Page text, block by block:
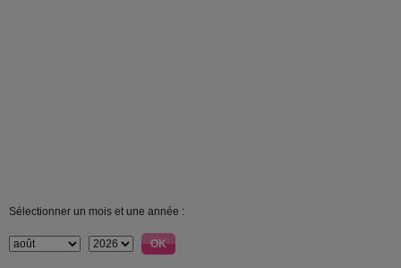
Sélectionner un mois et une année :